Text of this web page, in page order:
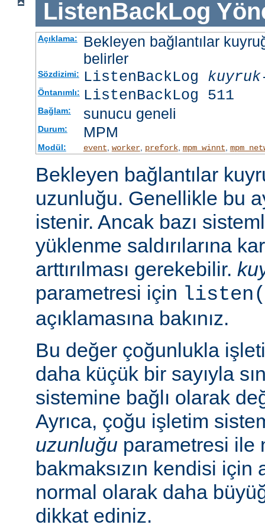
ListenBackLog
Açıklama:
Bekleyen bağlantılar
belirler
Sözdizimi: ListenBackLog
Öntanımlı: ListenBackLog 511
Bağlam: sunucu geneli
Durum: MPM
Modül: event, worker, prefork, mpm_winnt,
Bekleyen bağlantılar
uzunluğu. Genellikle bu
istenir. Ancak bazı
yüklenme saldırılarına
arttırılması gerekebilir.
parametresi için
açıklamasına bakınız.
Bu değer çoğunlukla
daha küçük bir sayıyla
sistemine bağlı olarak
Ayrıca, çoğu işletim
uzunluğu parametresi ile
bakmaksızın kendisi için
normal olarak daha
dikkat ediniz.